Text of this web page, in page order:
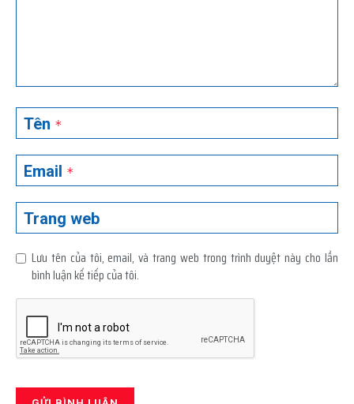
Tên *
Email *
Trang web
Lưu tên của tôi, email, và trang web trong trình duyệt này cho lần
bình luận kế tiếp của tôi.